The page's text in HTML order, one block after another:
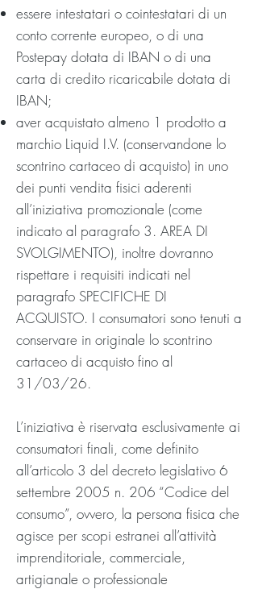
essere intestatari o cointestatari di un
conto corrente europeo, o di una
Postepay dotata di IBAN o di una
carta di credito ricaricabile dotata di
IBAN;
aver acquistato almeno 1 prodotto a
marchio Liquid I.V. (conservandone lo
scontrino cartaceo di acquisto) in uno
dei punti vendita fisici aderenti
all’iniziativa promozionale (come
indicato al paragrafo 3. AREA DI
SVOLGIMENTO), inoltre dovranno
rispettare i requisiti indicati nel
paragrafo SPECIFICHE DI
ACQUISTO. I consumatori sono tenuti a
conservare in originale lo scontrino
cartaceo di acquisto fino al
31/03/26.
L’iniziativa è riservata esclusivamente ai
consumatori finali, come definito
all’articolo 3 del decreto legislativo 6
settembre 2005 n. 206 “Codice del
consumo”, ovvero, la persona fisica che
agisce per scopi estranei all’attività
imprenditoriale, commerciale,
artigianale o professionale